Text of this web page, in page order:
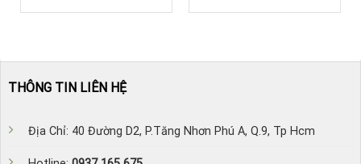
THÔNG TIN LIÊN HỆ
Địa Chỉ: 40 Đường D2, P.Tăng Nhơn Phú A, Q.9, Tp Hcm